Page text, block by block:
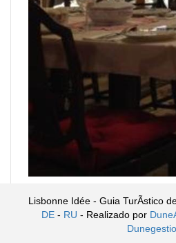
Lisbonne Idée - Guia TurÃ­stico
DE - RU - Realizado por